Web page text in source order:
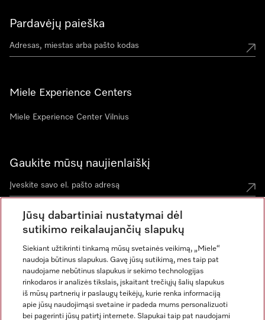
Pardavėjų paieška
Miele Experience Centers
Miele Experience Center Vilnius
Gaukite mūsų naujienlaiškį
Jūsų dabartiniai nustatymai dėl
sutikimo reikalaujančių slapukų
Siekiant užtikrinti tinkamą mūsų svetainės veikimą, „Miele“
naudoja būtinus slapukus. Gavę jūsų sutikimą, mes taip pat
naudojame nebūtinus slapukus ir sekimo technologijas
rinkodaros ir analizės tikslais, įskaitant trečiųjų šalių slapukus
iš mūsų partnerių ir paslaugų teikėjų, kurie renka informaciją
apie jūsų naudojimąsi svetaine ir padeda mums personalizuoti
bei pagerinti jūsų patirtį internete. Slapukai taip pat naudojami